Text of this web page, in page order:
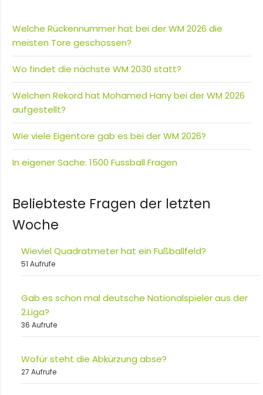
Welche Rückennummer hat bei der WM 2026 die
meisten Tore geschossen?
Wo findet die nächste WM 2030 statt?
Welchen Rekord hat Mohamed Hany bei der WM 2026
aufgestellt?
Wie viele Eigentore gab es bei der WM 2026?
In eigener Sache: 1500 Fussball Fragen
Beliebteste Fragen der letzten
Woche
Wieviel Quadratmeter hat ein Fußballfeld?
51 Aufrufe
Gab es schon mal deutsche Nationalspieler aus der
2.Liga?
36 Aufrufe
Wofür steht die Abkürzung abse?
27 Aufrufe